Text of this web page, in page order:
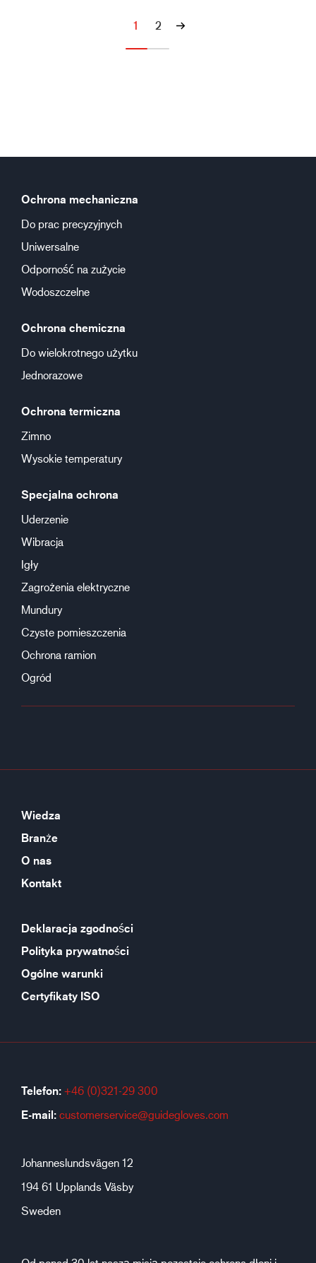
1 2
Ochrona mechaniczna
Do prac precyzyjnych
Uniwersalne
Odporność na zużycie
Wodoszczelne
Ochrona chemiczna
Do wielokrotnego użytku
Jednorazowe
Ochrona termiczna
Zimno
Wysokie temperatury
Specjalna ochrona
Uderzenie
Wibracja
Igły
Zagrożenia elektryczne
Mundury
Czyste pomieszczenia
Ochrona ramion
Ogród
Wiedza
Branże
O nas
Kontakt
Deklaracja zgodności
Polityka prywatności
Ogólne warunki
Certyfikaty ISO
Telefon: +46 (0)321-29 300
E-mail: customerservice@guidegloves.com
Johanneslundsvägen 12
194 61 Upplands Väsby
Sweden